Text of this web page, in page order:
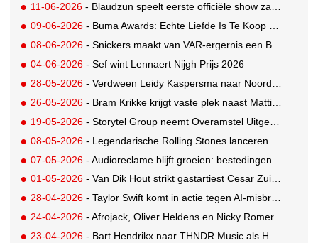
11-06-2026 - Blaudzun speelt eerste officiële show zachter, zodat de muziek harder raakt
09-06-2026 - Buma Awards: Echte Liefde Is Te Koop bovenaan Top 20 Nationaal
08-06-2026 - Snickers maakt van VAR-ergernis een Bassie en Adriaan-hit
04-06-2026 - Sef wint Lennaert Nijgh Prijs 2026
28-05-2026 - Verdween Leidy Kaspersma naar Noord-Korea? De Telegraaf opent cold case opnieuw
26-05-2026 - Bram Krikke krijgt vaste plek naast Mattie Valk bij Qmusic
19-05-2026 - Storytel Group neemt Overamstel Uitgevers over
08-05-2026 - Legendarische Rolling Stones lanceren 25e album Foreign Tongues
07-05-2026 - Audioreclame blijft groeien: bestedingen naar 52,8 miljoen euro
01-05-2026 - Van Dik Hout strikt gastartiest Cesar Zuiderwijk en zet zich in voor onderzoek tegen alvleesklierkanker
28-04-2026 - Taylor Swift komt in actie tegen AI-misbruik; wil eigen beeld en geluid als merk registreren
24-04-2026 - Afrojack, Oliver Heldens en Nicky Romero in jury SLAM!-talentenjacht
23-04-2026 - Bart Hendrikx naar THNDR Music als Head of Business Development